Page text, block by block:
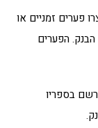
פערים זמניים או
הבנק. הפערים
בספריו